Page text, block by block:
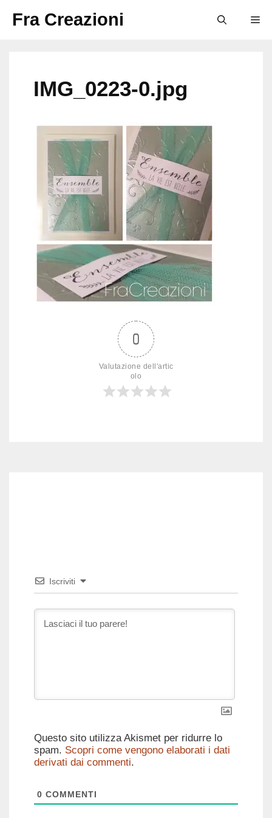
Fra Creazioni
IMG_0223-0.jpg
0
Valutazione dell'artic
olo
Iscriviti
Questo sito utilizza Akismet per ridurre lo
spam. Scopri come vengono elaborati i dati
derivati dai commenti.
0 COMMENTI